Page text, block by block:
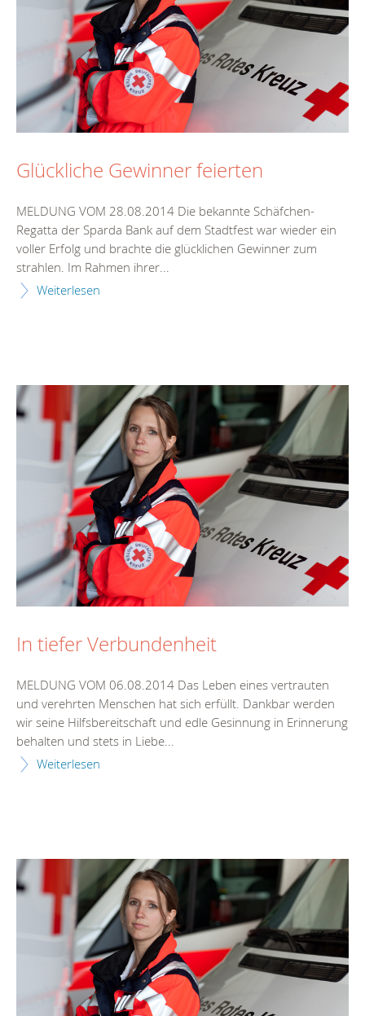
Glückliche Gewinner feierten
MELDUNG VOM 28.08.2014 Die bekannte Schäfchen-
Regatta der Sparda Bank auf dem Stadtfest war wieder ein
voller Erfolg und brachte die glücklichen Gewinner zum
strahlen. Im Rahmen ihrer...
Weiterlesen
In tiefer Verbundenheit
MELDUNG VOM 06.08.2014 Das Leben eines vertrauten
und verehrten Menschen hat sich erfüllt. Dankbar werden
wir seine Hilfsbereitschaft und edle Gesinnung in Erinnerung
behalten und stets in Liebe...
Weiterlesen